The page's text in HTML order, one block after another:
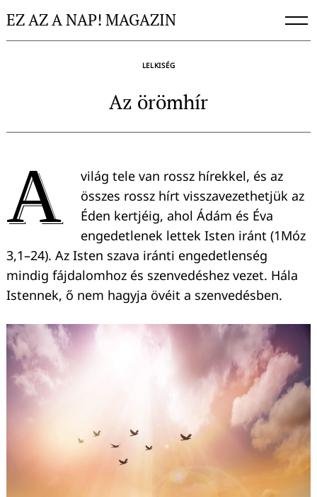
toEZ AZ A NAP! MAGAZIN
LELKISÉG
Az örömhír
A
világ tele van rossz hírekkel, és az
összes rossz hírt visszavezethetjük az
Éden kertjéig, ahol Ádám és Éva
engedetlenek lettek Isten iránt (1Móz
3,1–24). Az Isten szava iránti engedetlenség
mindig fájdalomhoz és szenvedéshez vezet. Hála
Istennek, ő nem hagyja övéit a szenvedésben.